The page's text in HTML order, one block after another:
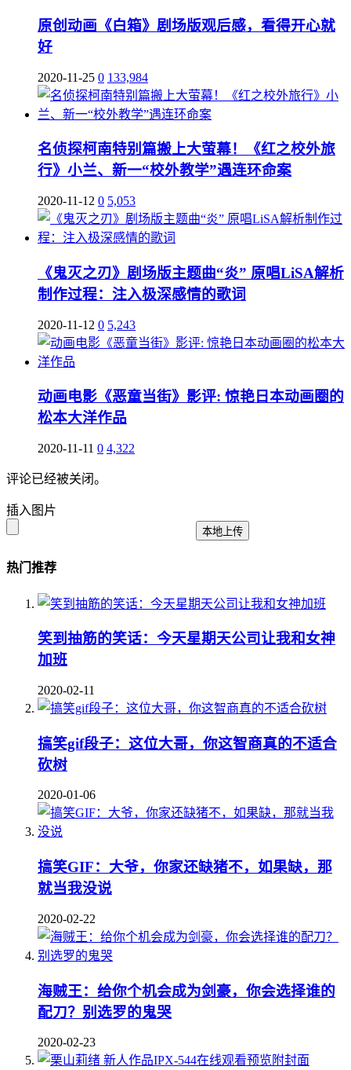
原创动画《白箱》剧场版观后感，看得开心就
好
2020-11-25 0 133,984
名侦探柯南特别篇搬上大萤幕！《红之校外旅
行》小兰、新一“校外教学”遇连环命案
2020-11-12 0 5,053
《鬼灭之刃》剧场版主题曲“炎” 原唱LiSA解析
制作过程：注入极深感情的歌词
2020-11-12 0 5,243
动画电影《恶童当街》影评: 惊艳日本动画圈的
松本大洋作品
2020-11-11 0 4,322
评论已经被关闭。
插入图片
本地上传
热门推荐
笑到抽筋的笑话：今天星期天公司让我和女神
加班
2020-02-11
搞笑gif段子：这位大哥，你这智商真的不适合
砍树
2020-01-06
搞笑GIF：大爷，你家还缺猪不，如果缺，那
就当我没说
2020-02-22
海贼王：给你个机会成为剑豪，你会选择谁的
配刀？别选罗的鬼哭
2020-02-23